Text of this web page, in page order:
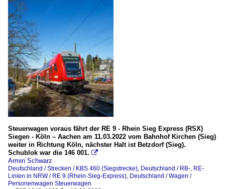
Steuerwagen voraus fährt der RE 9 - Rhein Sieg Express (RSX)
Siegen - Köln – Aachen am 11.03.2022 vom Bahnhof Kirchen (Sieg)
weiter in Richtung Köln, nächster Halt ist Betzdorf (Sieg).
Schublok war die 146 001. 
Armin Schwarz
Deutschland / Strecken / KBS 460 (Siegstrecke) Deutschland / RB-, RE-
Linien in NRW / RE 9 (Rhein-Sieg-Express) Deutschland / Wagen /
Personenwagen Steuerwagen